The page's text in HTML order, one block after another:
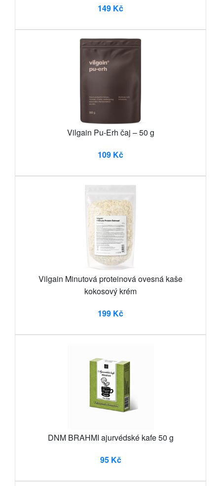
149 Kč
Vilgain Pu-Erh čaj – 50 g
109 Kč
Vilgain Minutová proteinová ovesná kaše
kokosový krém
199 Kč
DNM BRAHMI ajurvédské kafe 50 g
95 Kč